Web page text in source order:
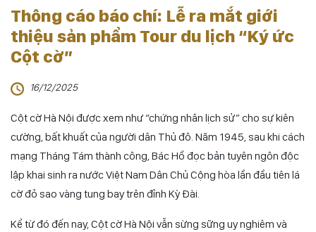
Thông cáo báo chí: Lễ ra mắt giới
thiệu sản phẩm Tour du lịch “Ký ức
Cột cờ”
16/12/2025
Cột cờ Hà Nội được xem như “chứng nhân lịch sử” cho sự kiên
cường, bất khuất của người dân Thủ đô. Năm 1945, sau khi cách
mạng Tháng Tám thành công, Bác Hồ đọc bản tuyên ngôn độc
lập khai sinh ra nước Việt Nam Dân Chủ Cộng hòa lần đầu tiên lá
cờ đỏ sao vàng tung bay trên đỉnh Kỳ Đài.
Kể từ đó đến nay, Cột cờ Hà Nội vẫn sừng sững uy nghiêm và